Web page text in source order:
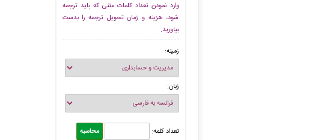
وارد نمودن تعداد کلمات متنی که باید ترجمه
شود، هزینه و زمان تحویل ترجمه را بدست
بیاورید.
زمینه:
زبان:
تعداد کلمه: